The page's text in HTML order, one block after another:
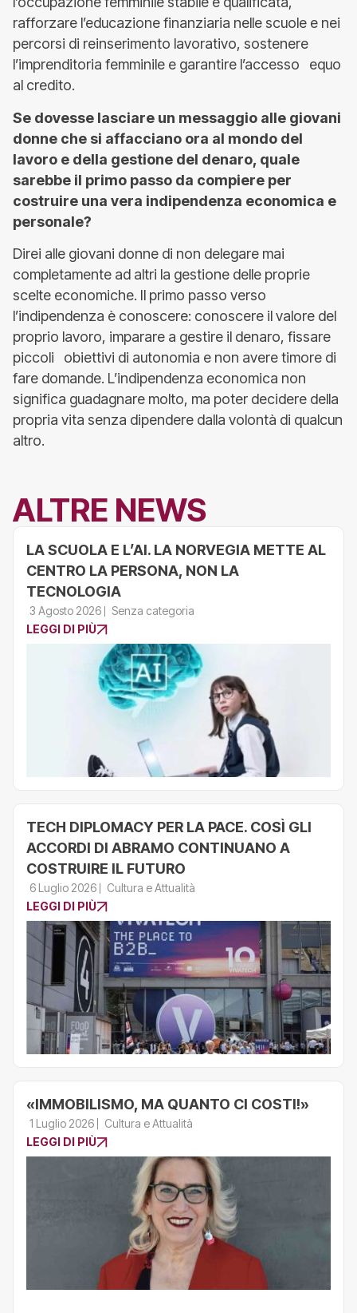
rafforzare l’educazione finanziaria nelle scuole e nei
percorsi di reinserimento lavorativo, sostenere
l’imprenditoria femminile e garantire l’accesso equo
al credito.
Se dovesse lasciare un messaggio alle giovani
donne che si affacciano ora al mondo del
lavoro e della gestione del denaro, quale
sarebbe il primo passo da compiere per
costruire una vera indipendenza economica e
personale?
Direi alle giovani donne di non delegare mai
completamente ad altri la gestione delle proprie
scelte economiche. Il primo passo verso
l’indipendenza è conoscere: conoscere il valore del
proprio lavoro, imparare a gestire il denaro, fissare
piccoli obiettivi di autonomia e non avere timore di
fare domande. L’indipendenza economica non
significa guadagnare molto, ma poter decidere della
propria vita senza dipendere dalla volontà di qualcun
altro.
ALTRE NEWS
LA SCUOLA E L’AI. LA NORVEGIA METTE AL
CENTRO LA PERSONA, NON LA
TECNOLOGIA
3 Agosto 2026
Senza categoria
LEGGI DI PIÙ
TECH DIPLOMACY PER LA PACE. COSÌ GLI
ACCORDI DI ABRAMO CONTINUANO A
COSTRUIRE IL FUTURO
6 Luglio 2026
Cultura e Attualità
LEGGI DI PIÙ
«IMMOBILISMO, MA QUANTO CI COSTI!»
1 Luglio 2026
Cultura e Attualità
LEGGI DI PIÙ